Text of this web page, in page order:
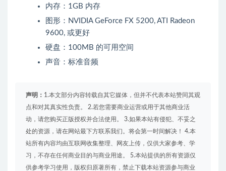
内存：1GB 内存
图形：NVIDIA GeForce FX 5200, ATI Radeon
9600, 或更好
硬盘：100MB 的可用空间
声音：标准音频
声明： 1.本文部分内容转载自其它媒体，但并不代表本站赞同其观
点和对其真实性负责。 2.若您需要商业运营或用于其他商业活
动，请您购买正版授权并合法使用。 3.如果本站有侵犯、不妥之
处的资源，请在网站最下方联系我们。将会第一时间解决！ 4.本
站所有内容均由互联网收集整理、网友上传，仅供大家参考、学
习，不存在任何商业目的与商业用途。 5.本站提供的所有资源仅
供参考学习使用，版权归原著所有，禁止下载本站资源参与商业